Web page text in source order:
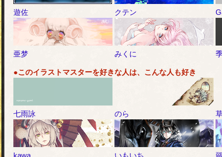
遊佐 クテン
亜梦 みくに
●このイラストマスターを好きな人は、こんな人も好き
七雨詠 のら
kawa いもいち